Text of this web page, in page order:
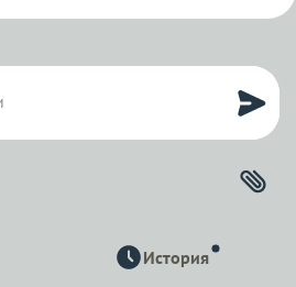
История